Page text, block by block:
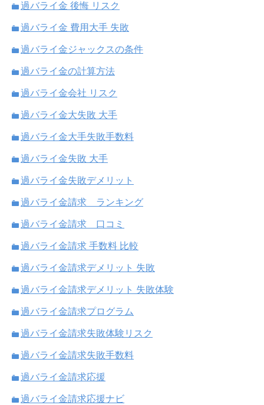
過バライ金 後悔 リスク
過バライ金 費用大手 失敗
過バライ金ジャックスの条件
過バライ金の計算方法
過バライ金会社 リスク
過バライ金大失敗 大手
過バライ金大手失敗手数料
過バライ金失敗 大手
過バライ金失敗デメリット
過バライ金請求 ランキング
過バライ金請求 口コミ
過バライ金請求 手数料 比較
過バライ金請求デメリット 失敗
過バライ金請求デメリット 失敗体験
過バライ金請求プログラム
過バライ金請求失敗体験リスク
過バライ金請求失敗手数料
過バライ金請求応援
過バライ金請求応援ナビ